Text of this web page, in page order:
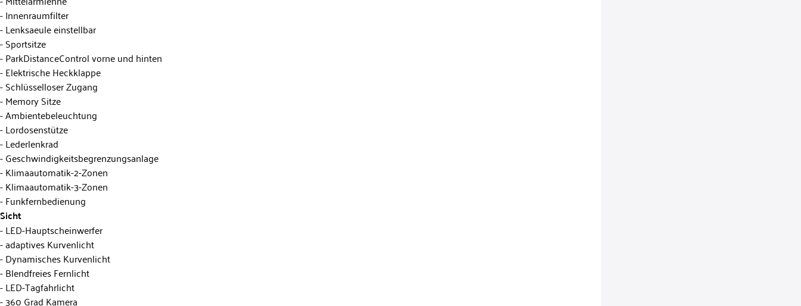
Innenraumfilter
Lenksaeule einstellbar
Sportsitze
ParkDistanceControl vorne und hinten
Elektrische Heckklappe
Schlüsselloser Zugang
Memory Sitze
Ambientebeleuchtung
Lordosenstütze
Lederlenkrad
Geschwindigkeitsbegrenzungsanlage
Klimaautomatik-2-Zonen
Klimaautomatik-3-Zonen
Funkfernbedienung
Sicht
LED-Hauptscheinwerfer
adaptives Kurvenlicht
Dynamisches Kurvenlicht
Blendfreies Fernlicht
LED-Tagfahrlicht
360 Grad Kamera